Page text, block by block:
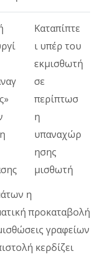
Καταπίπτε
ι υπέρ του
εκμισθωτή
σε
περίπτωσ
η
υπαναχώρ
ησης
μισθωτή
η
προκαταβολή
γραφείων
κερδίζει